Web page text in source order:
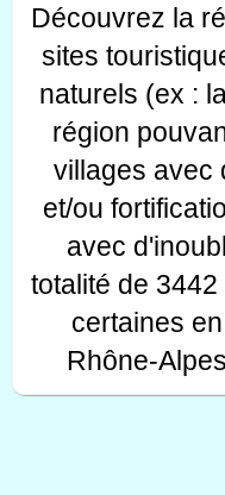
Découvrez la
sites
naturels (ex :
région
villages avec
et/ou
avec
totalité de
certaines
Rhône-